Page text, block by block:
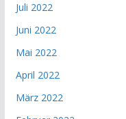
Juli 2022
Juni 2022
Mai 2022
April 2022
März 2022